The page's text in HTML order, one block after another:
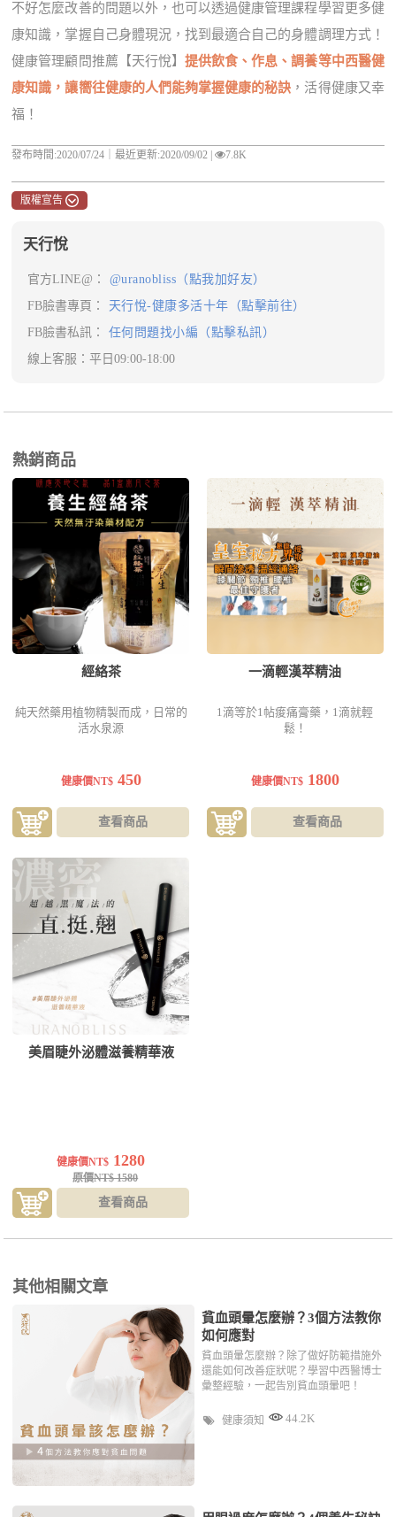
不好怎麼改善的問題以外，也可以透過健康管理課程學習更多健
康知識，掌握自己身體現況，找到最適合自己的身體調理方式！
健康管理顧問推薦【天行悅】 提供飲食、作息、調養等中西醫健
康知識，讓嚮往健康的人們能夠掌握健康的秘訣 ，活得健康又幸
福！
發布時間:2020/07/24｜最近更新:2020/09/02 | 7.8K
版權宣告
天行悅
官方LINE@：
@uranobliss（點我加好友）
FB臉書專頁：
天行悅-健康多活十年（點擊前往）
FB臉書私訊：
任何問題找小編（點擊私訊）
線上客服：平日09:00-18:00
熱銷商品
經絡茶
純天然藥用植物精製而成，日常的
活水泉源
健康價NT$450
查看商品
一滴輕漢萃精油
1滴等於1帖痠痛膏藥，1滴就輕
鬆！
健康價NT$1800
查看商品
美眉睫外泌體滋養精華液
健康價NT$ 1280
原價NT$ 1580
查看商品
其他相關文章
貧血頭暈怎麼辦？3個方法教你
如何應對
貧血頭暈怎麼辦？除了做好防範措施外
還能如何改善症狀呢？學習中西醫博士
彙整經驗，一起告別貧血頭暈吧！
健康須知 44.2K